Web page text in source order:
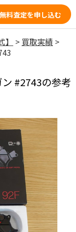
無料査定を申し込む
> 買取実績 >
#2743の参考